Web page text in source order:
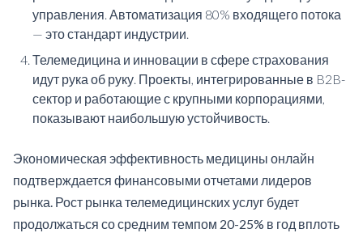
управления. Автоматизация 80% входящего потока
— это стандарт индустрии.
Телемедицина и инновации в сфере страхования
идут рука об руку. Проекты, интегрированные в B2B-
сектор и работающие с крупными корпорациями,
показывают наибольшую устойчивость.
Экономическая эффективность медицины онлайн
подтверждается финансовыми отчетами лидеров
рынка. Рост рынка телемедицинских услуг будет
продолжаться со средним темпом 20-25% в год вплоть